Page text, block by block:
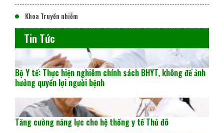
Khoa Truyền nhiễm
Tin Tức
Bộ Y tế: Thực hiện nghiêm chính sách BHYT, không để ảnh
hưởng quyền lợi người bệnh
Tăng cường năng lực cho hệ thống y tế Thủ đô